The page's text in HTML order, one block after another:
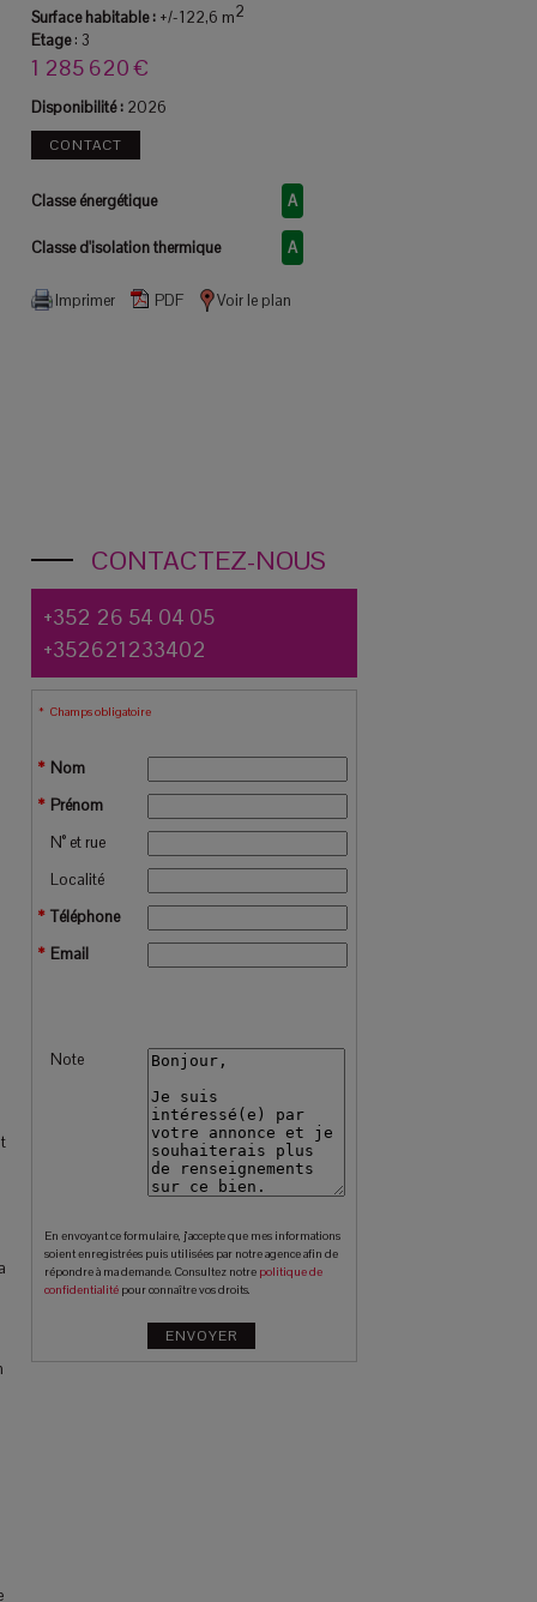
Surface habitable : +/-122,6 m2
Etage: 3
1 285 620 €
Disponibilité : 2026
CONTACT
Classe énergétique A
Classe d'isolation thermique A
Imprimer PDF Voir le plan
CONTACTEZ-NOUS
+352 26 54 04 05
+352621233402
Champs obligatoire
Nom
Prénom
N° et rue
Localité
Téléphone
Email
Note
En envoyant ce formulaire, j’accepte que mes informations
soient enregistrées puis utilisées par notre agence afin de
répondre à ma demande. Consultez notre politique de
confidentialité pour connaître vos droits.